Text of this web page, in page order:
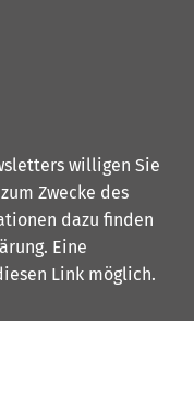
willigen Sie
Zwecke des
dazu finden
. Eine
Link möglich.